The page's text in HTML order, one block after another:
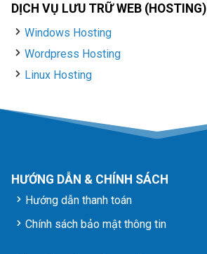
DỊCH VỤ LƯU TRỮ WEB (HOSTING)
Windows Hosting
Wordpress Hosting
Linux Hosting
HƯỚNG DẪN & CHÍNH SÁCH
Hướng dẫn thanh toán
Chính sách bảo mật thông tin